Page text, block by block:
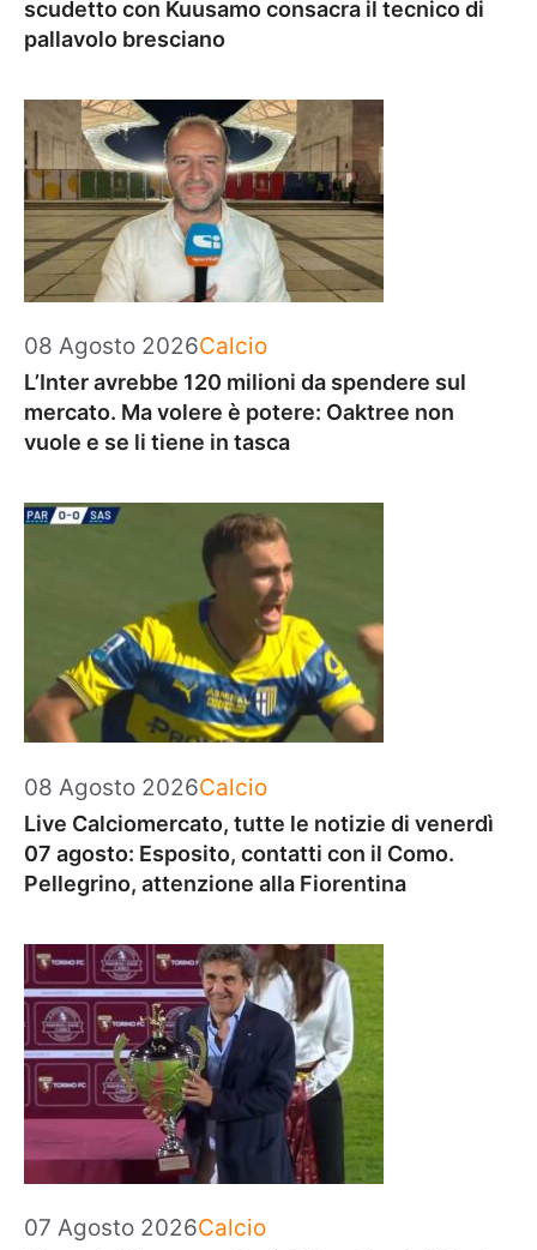
scudetto con Kuusamo consacra il tecnico di
pallavolo bresciano
08 Agosto 2026Categorie
Calcio
L’Inter avrebbe 120 milioni da spendere sul
mercato. Ma volere è potere: Oaktree non
vuole e se li tiene in tasca
08 Agosto 2026Categorie
Calcio
Live Calciomercato, tutte le notizie di venerdì
07 agosto: Esposito, contatti con il Como.
Pellegrino, attenzione alla Fiorentina
07 Agosto 2026Categorie
Calcio